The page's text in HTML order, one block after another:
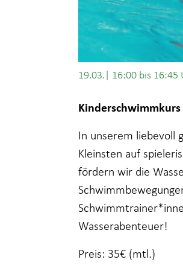
19.03.| 16:00 bis 16:45
In unserem liebevoll
Kleinsten auf
fördern wir die
Wasserabenteuer!
Preis: 35€ (mtl.)